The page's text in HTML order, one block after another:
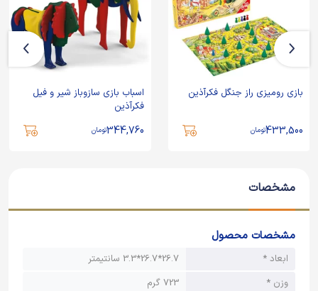
بازی رومیزی راز جنگل فکرآذین
433,500تومان
اسباب بازی سازوباز شیر و فیل
فکرآذین
344,760تومان
مشخصات
مشخصات محصول
ابعاد *
26.7*26.7*3.3 سانتیمتر
وزن *
723 گرم